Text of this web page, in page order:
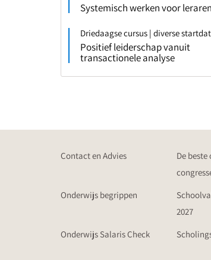
Systemisch werken voor leraren
Driedaagse cursus | diverse
Positief leiderschap vanuit
transactionele analyse
Contact en Advies
De
Onderwijs begrippen
2027
Onderwijs Salaris Check